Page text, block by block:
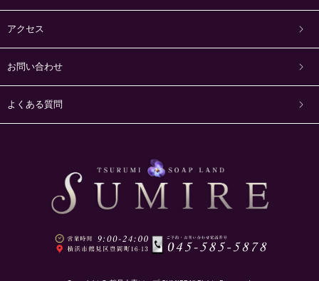
アクセス
お問い合わせ
よくある質問